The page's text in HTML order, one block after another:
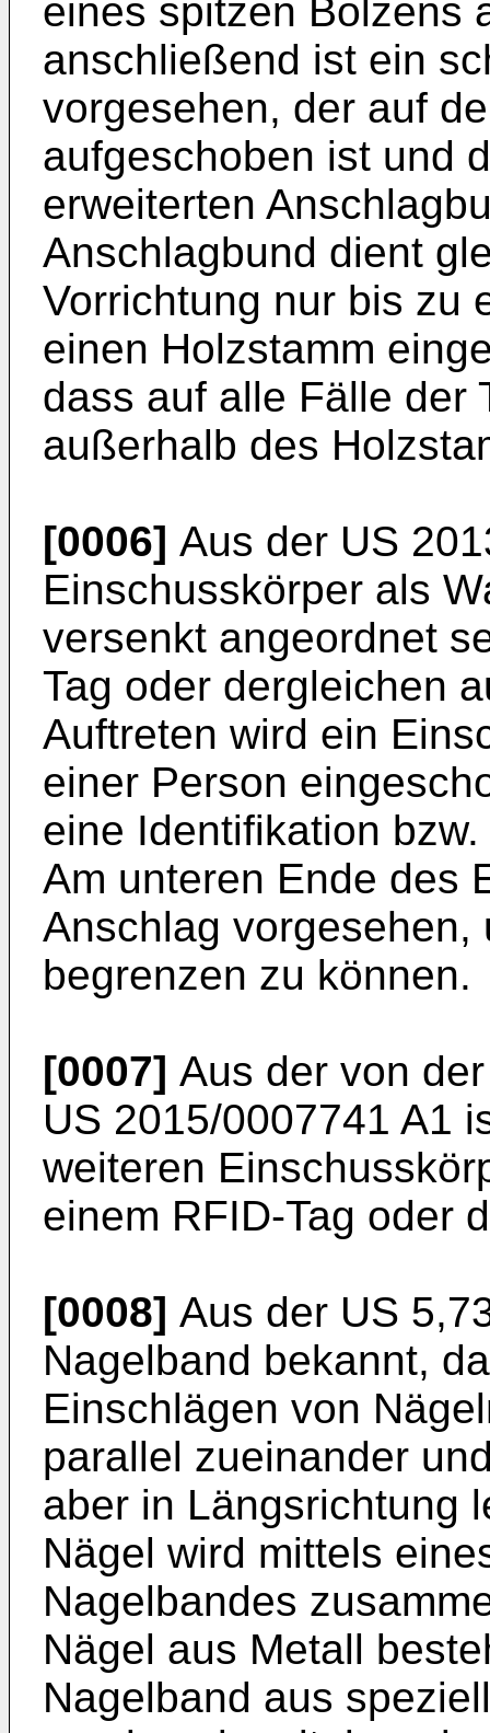
eines spitzen Bolzens
anschließend ist ein
vorgesehen, der auf
aufgeschoben ist und
erweiterten
Anschlagbund dient
Vorrichtung nur bis zu
einen Holzstamm
dass auf alle Fälle der
außerhalb des
[0006] Aus der US
Einschusskörper als
versenkt angeordnet
Tag oder dergleichen
Auftreten wird ein
einer Person
eine Identifikation
Am unteren Ende des
Anschlag vorgesehen,
begrenzen zu können.
[0007] Aus der von
US 2015/0007741 A1
weiteren
einem RFID-Tag oder
[0008] Aus der US
Nagelband bekannt,
Einschlägen von
parallel zueinander
aber in Längsrichtung
Nägel wird mittels
Nagelbandes
Nägel aus Metall
Nagelband aus